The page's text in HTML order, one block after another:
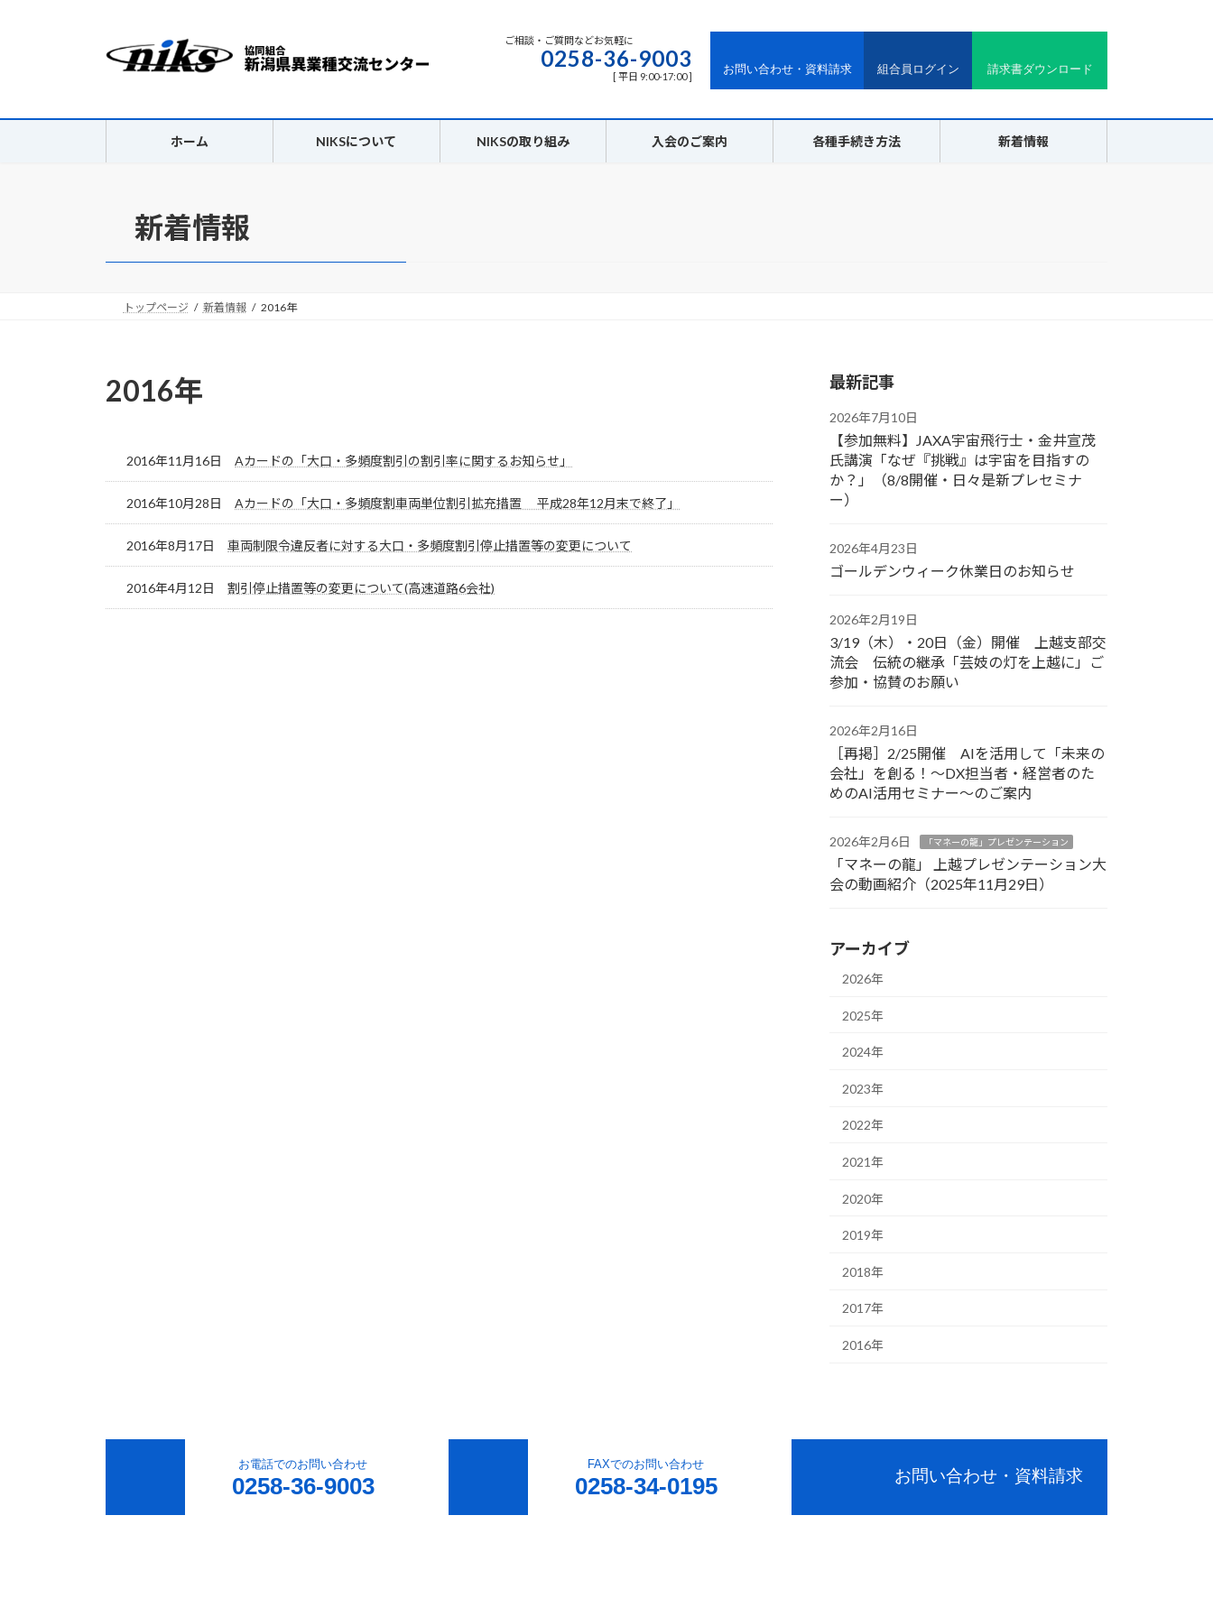
へ
ョ
ご相談・ご質問などお気軽に
0258-36-9003
[ 平日 9:00-17:00 ]
お問い合わせ・資料請求 組合員ログイン 請求書ダウンロード
ホーム NIKSについて NIKSの取り組み 入会のご案内 各種手続き方法 新着情報
新着情報
トップページ 新着情報 2016年
2016年
2016年11月16日 Aカードの「大口・多頻度割引の割引率に関するお知らせ」
2016年10月28日 Aカードの「大口・多頻度割車両単位割引拡充措置 平成28年12月末で終了」
2016年8月17日 車両制限令違反者に対する大口・多頻度割引停止措置等の変更について
2016年4月12日 割引停止措置等の変更について(高速道路6会社)
最新記事
2026年7月10日
【参加無料】JAXA宇宙飛行士・金井宣茂
氏講演「なぜ『挑戦』は宇宙を目指すの
か？」（8/8開催・日々是新プレセミナ
ー）
2026年4月23日
ゴールデンウィーク休業日のお知らせ
2026年2月19日
3/19（木）・20日（金）開催 上越支部交
流会 伝統の継承「芸妓の灯を上越に」ご
参加・協賛のお願い
2026年2月16日
［再掲］2/25開催 AIを活用して「未来の
会社」を創る！～DX担当者・経営者のた
めのAI活用セミナー～のご案内
2026年2月6日 「マネーの龍」プレゼンテーション
「マネーの龍」 上越プレゼンテーション大
会の動画紹介（2025年11月29日）
アーカイブ
2026年
2025年
2024年
2023年
2022年
2021年
2020年
2019年
2018年
2017年
2016年
お電話でのお問い合わせ
0258-36-9003
FAXでのお問い合わせ
0258-34-0195 お問い合わせ・資料請求